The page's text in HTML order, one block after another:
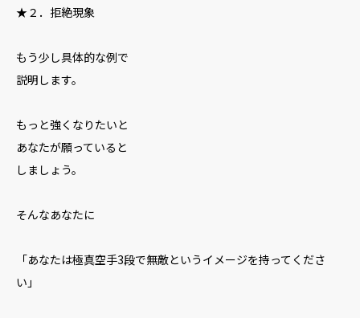
★２．拒絶現象
もう少し具体的な例で
説明します。
もっと強くなりたいと
あなたが願っていると
しましょう。
そんなあなたに
「あなたは極真空手3段で無敵というイメージを持ってくださ
い」